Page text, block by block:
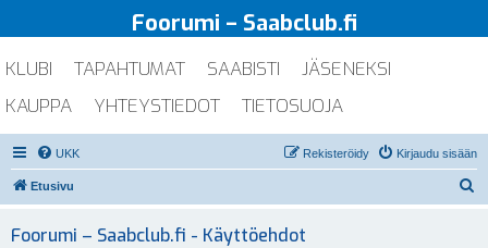
Foorumi – Saabclub.fi
KLUBI TAPAHTUMAT SAABISTI
JÄSENEKSI
KAUPPA
YHTEYSTIEDOT TIETOSUOJA
UKK Kirjaudu sisään
Rekisteröidy
Etusivu
Foorumi – Saabclub.fi - Käyttöehdot